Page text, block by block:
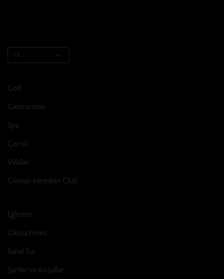
TR
Golf
Gastronomi
Spa
Çocuk
Villalar
Glorian Member Club
Eğlence
Gloria News
Sanal Tur
Şartlar ve Koşullar